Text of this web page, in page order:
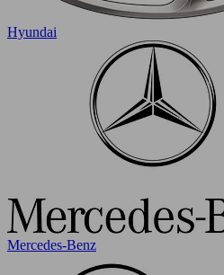
Hyundai
Mercedes-Benz